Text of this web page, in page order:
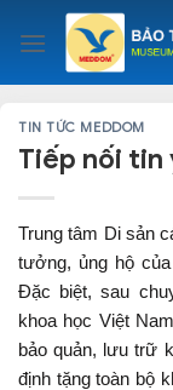
content
TIN TỨC MEDDOM
Tiếp nối tin
Trung tâm Di sản
tưởng, ủng hộ
Đặc biệt, sau
khoa học Việt
bảo quản, lưu trữ
định tặng toàn bộ